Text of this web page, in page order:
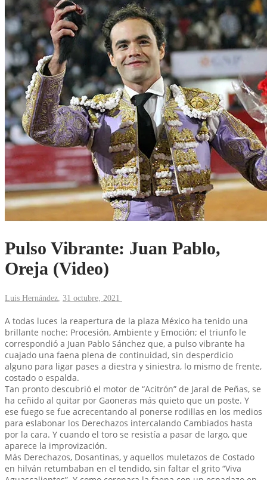
Pulso Vibrante: Juan Pablo,
Oreja (Video)
Luis Hernández, 31 octubre, 2021
A todas luces la reapertura de la plaza México ha tenido una
brillante noche: Procesión, Ambiente y Emoción; el triunfo le
correspondió a Juan Pablo Sánchez que, a pulso vibrante ha
cuajado una faena plena de continuidad, sin desperdicio
alguno para ligar pases a diestra y siniestra, lo mismo de frente,
costado o espalda.
Tan pronto descubrió el motor de “Acitrón” de Jaral de Peñas, se
ha ceñido al quitar por Gaoneras más quieto que un poste. Y
ese fuego se fue acrecentando al ponerse rodillas en los medios
para eslabonar los Derechazos intercalando Cambiados hasta
por la cara. Y cuando el toro se resistía a pasar de largo, que
aparece la improvización.
Más Derechazos, Dosantinas, y aquellos muletazos de Costado
en hilván retumbaban en el tendido, sin faltar el grito “Viva